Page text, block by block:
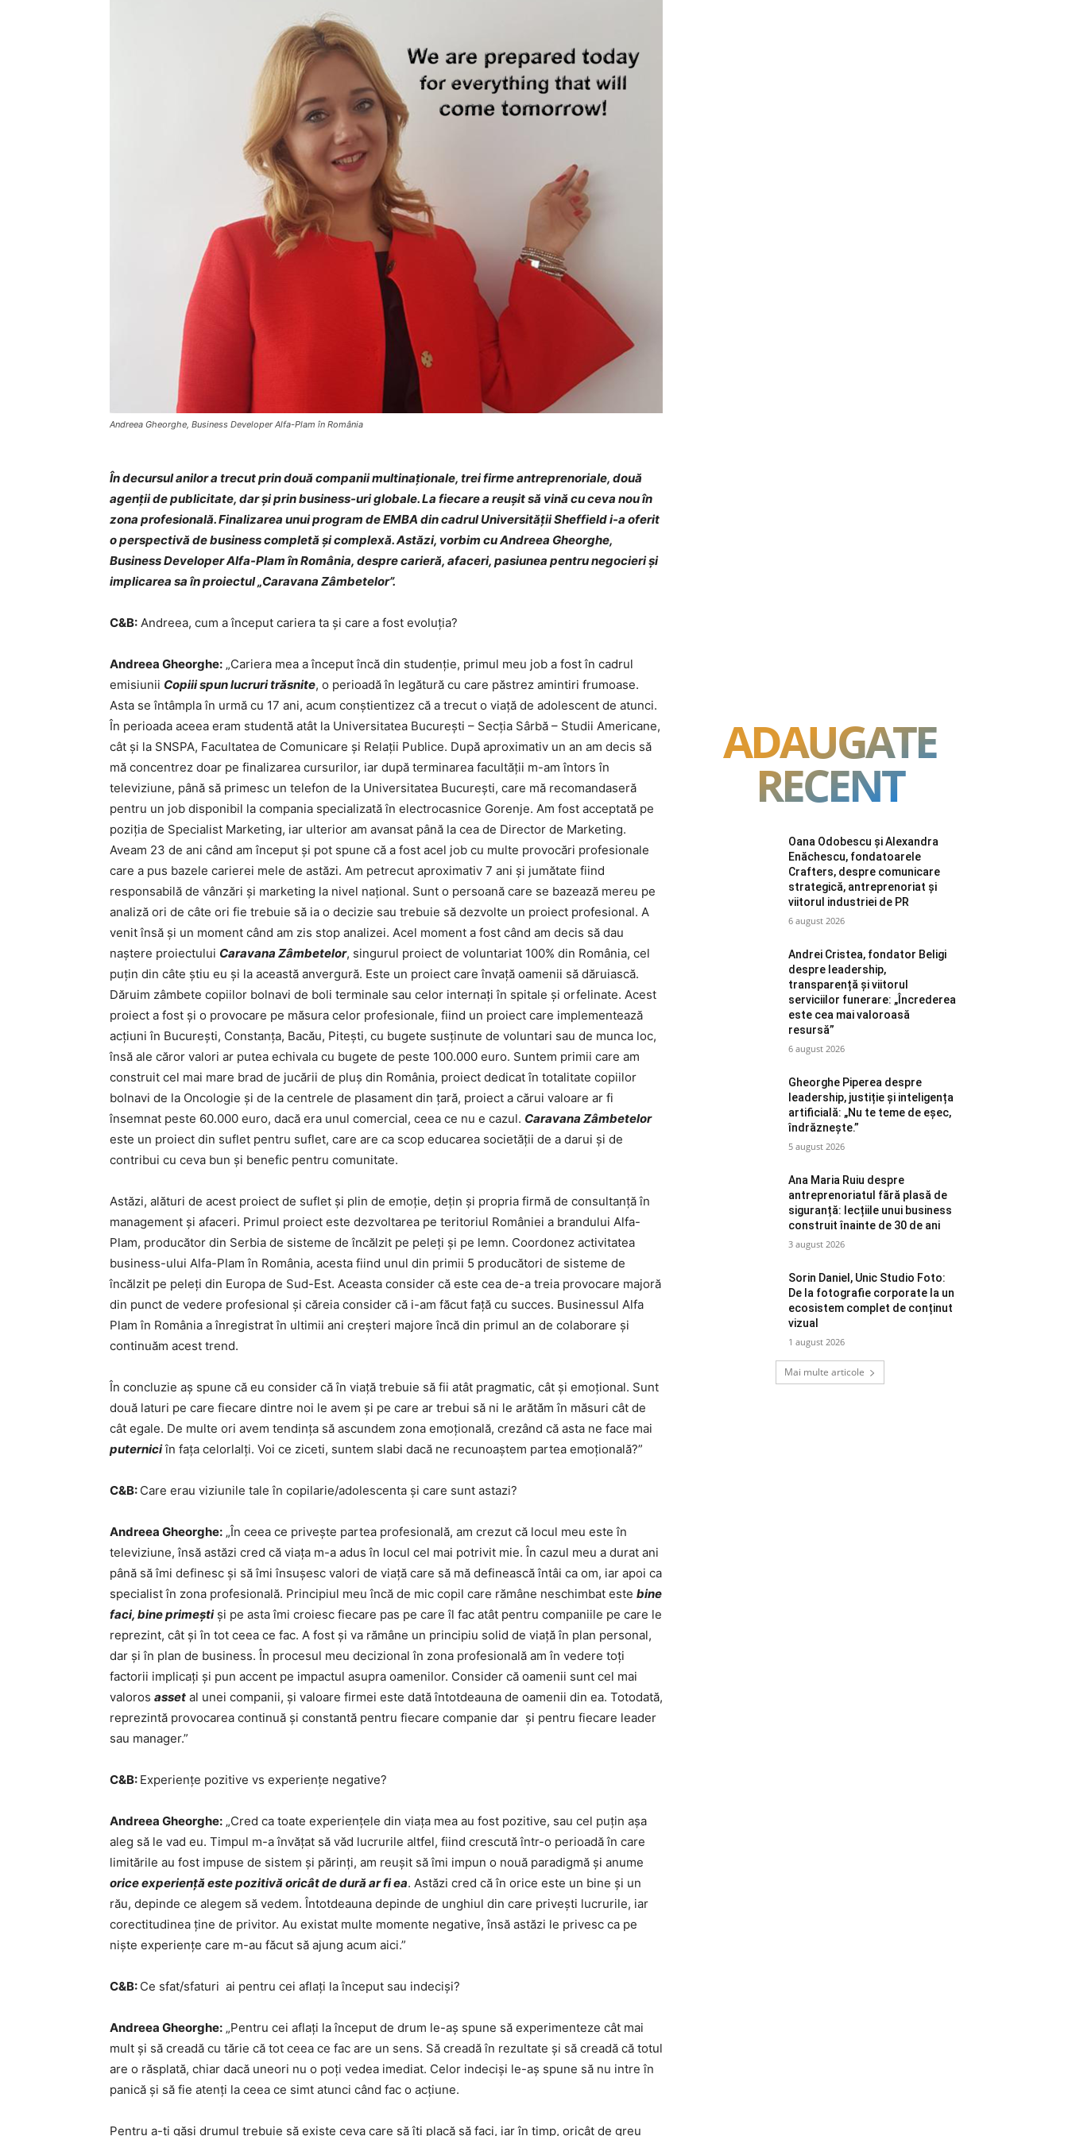
Andreea Gheorghe, Business Developer Alfa-Plam în România
În decursul anilor a trecut prin două companii multinaționale, trei firme antreprenoriale, două
agenții de publicitate, dar și prin business-uri globale. La fiecare a reușit să vină cu ceva nou în
zona profesională. Finalizarea unui program de EMBA din cadrul Universității Sheffield i-a oferit
o perspectivă de business completă și complexă. Astăzi, vorbim cu Andreea Gheorghe,
Business Developer Alfa-Plam în România, despre carieră, afaceri, pasiunea pentru negocieri și
implicarea sa în proiectul „Caravana Zâmbetelor”.
C&B: Andreea, cum a început cariera ta și care a fost evoluția?
Andreea Gheorghe: „Cariera mea a început încă din studenție, primul meu job a fost în cadrul
emisiunii Copiii spun lucruri trăsnite, o perioadă în legătură cu care păstrez amintiri frumoase.
Asta se întâmpla în urmă cu 17 ani, acum conștientizez că a trecut o viață de adolescent de atunci.
În perioada aceea eram studentă atât la Universitatea București – Secția Sârbă – Studii Americane,
cât și la SNSPA, Facultatea de Comunicare și Relații Publice. După aproximativ un an am decis să
mă concentrez doar pe finalizarea cursurilor, iar după terminarea facultății m-am întors în
televiziune, până să primesc un telefon de la Universitatea București, care mă recomandaseră
pentru un job disponibil la compania specializată în electrocasnice Gorenje. Am fost acceptată pe
poziția de Specialist Marketing, iar ulterior am avansat până la cea de Director de Marketing.
Aveam 23 de ani când am început și pot spune că a fost acel job cu multe provocări profesionale
care a pus bazele carierei mele de astăzi. Am petrecut aproximativ 7 ani și jumătate fiind
responsabilă de vânzări și marketing la nivel național. Sunt o persoană care se bazează mereu pe
analiză ori de câte ori fie trebuie să ia o decizie sau trebuie să dezvolte un proiect profesional. A
venit însă și un moment când am zis stop analizei. Acel moment a fost când am decis să dau
naștere proiectului Caravana Zâmbetelor, singurul proiect de voluntariat 100% din România, cel
puțin din câte știu eu și la această anvergură. Este un proiect care învață oamenii să dăruiască.
Dăruim zâmbete copiilor bolnavi de boli terminale sau celor internați în spitale și orfelinate. Acest
proiect a fost și o provocare pe măsura celor profesionale, fiind un proiect care implementează
acțiuni în București, Constanța, Bacău, Pitești, cu bugete susținute de voluntari sau de munca loc,
însă ale căror valori ar putea echivala cu bugete de peste 100.000 euro. Suntem primii care am
construit cel mai mare brad de jucării de pluș din România, proiect dedicat în totalitate copiilor
bolnavi de la Oncologie și de la centrele de plasament din țară, proiect a cărui valoare ar fi
însemnat peste 60.000 euro, dacă era unul comercial, ceea ce nu e cazul. Caravana Zâmbetelor
este un proiect din suflet pentru suflet, care are ca scop educarea societății de a darui și de
contribui cu ceva bun și benefic pentru comunitate.
Astăzi, alături de acest proiect de suflet și plin de emoție, dețin și propria firmă de consultanță în
management și afaceri. Primul proiect este dezvoltarea pe teritoriul României a brandului Alfa-
Plam, producător din Serbia de sisteme de încălzit pe peleți și pe lemn. Coordonez activitatea
business-ului Alfa-Plam în România, acesta fiind unul din primii 5 producători de sisteme de
încălzit pe peleți din Europa de Sud-Est. Aceasta consider că este cea de-a treia provocare majoră
din punct de vedere profesional și căreia consider că i-am făcut față cu succes. Businessul Alfa
Plam în România a înregistrat în ultimii ani creșteri majore încă din primul an de colaborare și
continuăm acest trend.
În concluzie aș spune că eu consider că în viață trebuie să fii atât pragmatic, cât și emoțional. Sunt
două laturi pe care fiecare dintre noi le avem și pe care ar trebui să ni le arătăm în măsuri cât de
cât egale. De multe ori avem tendința să ascundem zona emoțională, crezând că asta ne face mai
puterniciîn fața celorlalți. Voi ce ziceti, suntem slabi dacă ne recunoaștem partea emoțională?”
C&B: Care erau viziunile tale în copilarie/adolescenta și care sunt astazi?
Andreea Gheorghe: „În ceea ce privește partea profesională, am crezut că locul meu este în
televiziune, însă astăzi cred că viața m-a adus în locul cel mai potrivit mie. În cazul meu a durat ani
până să îmi definesc și să îmi însușesc valori de viață care să mă definească întâi ca om, iar apoi ca
specialist în zona profesională. Principiul meu încă de mic copil care rămâne neschimbat este bine
faci, bine primeștiși pe asta îmi croiesc fiecare pas pe care îl fac atât pentru companiile pe care le
reprezint, cât și în tot ceea ce fac. A fost și va rămâne un principiu solid de viață în plan personal,
dar și în plan de business. În procesul meu decizional în zona profesională am în vedere toți
factorii implicați și pun accent pe impactul asupra oamenilor. Consider că oamenii sunt cel mai
valoros asset al unei companii, și valoare firmei este dată întotdeauna de oamenii din ea. Totodată,
reprezintă provocarea continuă și constantă pentru fiecare companie dar și pentru fiecare leader
sau manager.”
C&B: Experiențe pozitive vs experiențe negative?
Andreea Gheorghe: „Cred ca toate experiențele din viața mea au fost pozitive, sau cel puțin așa
aleg să le vad eu. Timpul m-a învățat să văd lucrurile altfel, fiind crescută într-o perioadă în care
limitările au fost impuse de sistem și părinți, am reușit să îmi impun o nouă paradigmă și anume
orice experiență este pozitivă oricât de dură ar fi ea. Astăzi cred că în orice este un bine și un
rău, depinde ce alegem să vedem. Întotdeauna depinde de unghiul din care privești lucrurile, iar
corectitudinea ține de privitor. Au existat multe momente negative, însă astăzi le privesc ca pe
niște experiențe care m-au făcut să ajung acum aici.”
C&B: Ce sfat/sfaturi ai pentru cei aflați la început sau indeciși?
Andreea Gheorghe: „Pentru cei aflați la început de drum le-aș spune să experimenteze cât mai
mult și să creadă cu tărie că tot ceea ce fac are un sens. Să creadă în rezultate și să creadă că totul
are o răsplată, chiar dacă uneori nu o poți vedea imediat. Celor indeciși le-aș spune să nu intre în
panică și să fie atenți la ceea ce simt atunci când fac o acțiune.
Pentru a-ți găsi drumul trebuie să existe ceva care să îți placă să faci, iar în timp, oricât de greu
ADAUGATE
RECENT
Oana Odobescu și Alexandra
Enăchescu, fondatoarele
Crafters, despre comunicare
strategică, antreprenoriat și
viitorul industriei de PR
6 august 2026
Andrei Cristea, fondator Beligi
despre leadership,
transparență și viitorul
serviciilor funerare: „Încrederea
este cea mai valoroasă
resursă”
6 august 2026
Gheorghe Piperea despre
leadership, justiție și inteligența
artificială: „Nu te teme de eșec,
îndrăznește.”
5 august 2026
Ana Maria Ruiu despre
antreprenoriatul fără plasă de
siguranță: lecțiile unui business
construit înainte de 30 de ani
3 august 2026
Sorin Daniel, Unic Studio Foto:
De la fotografie corporate la un
ecosistem complet de conținut
vizual
1 august 2026
Mai multe articole